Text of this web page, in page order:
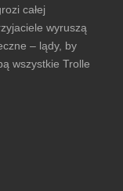
całej
wyruszą
– lądy, by
wszystkie Trolle